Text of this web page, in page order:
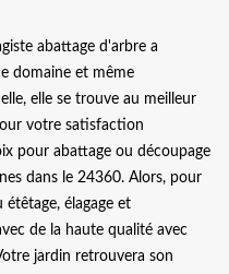
abattage d'arbre a
domaine et même
elle se trouve au meilleur
votre satisfaction
pour abattage ou découpage
dans le 24360. Alors, pour
élagage et
de la haute qualité avec
jardin retrouvera son